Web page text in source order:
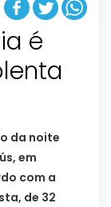
é
da noite
em
com a
de 32